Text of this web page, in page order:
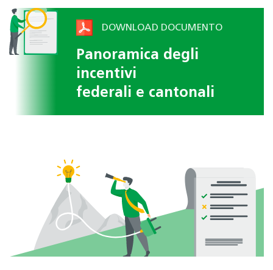
DOWNLOAD DOCUMENTO
Panoramica degli
incentivi
federali e cantonali